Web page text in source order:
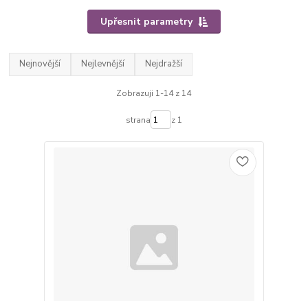
Upřesnit parametry
Nejnovější Nejlevnější Nejdražší
Zobrazuji 1-14 z 14
strana z 1